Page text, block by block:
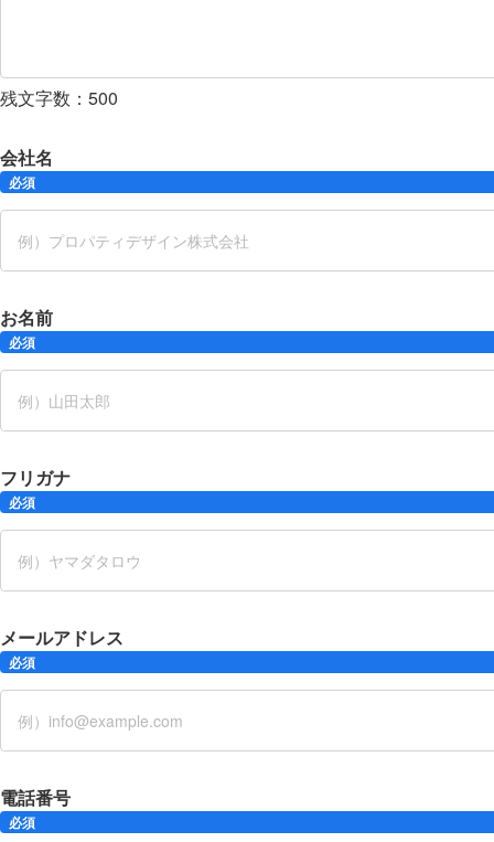
残文字数： 500
会社名
必須
お名前
必須
フリガナ
必須
メールアドレス
必須
電話番号
必須